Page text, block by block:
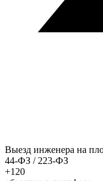
Выезд инженера на
44-ФЗ / 223-ФЗ
+120